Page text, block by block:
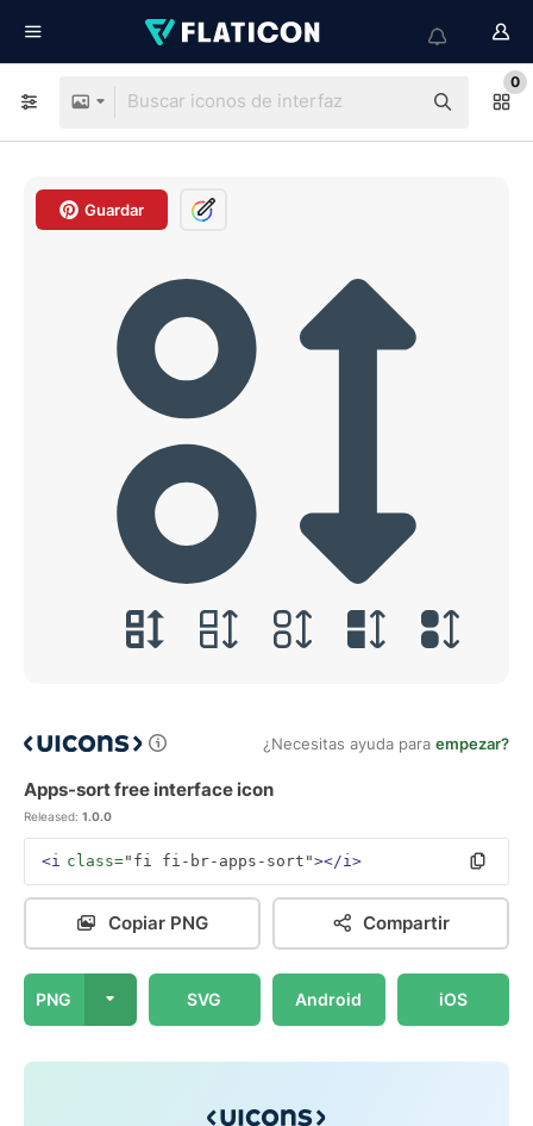
0
Guardar
¿Necesitas ayuda para empezar?
Apps-sort free interface icon
Released: 1.0.0
<i class="fi fi-br-apps-sort"></i>
Copiar PNG Compartir
PNG SVG Android iOS